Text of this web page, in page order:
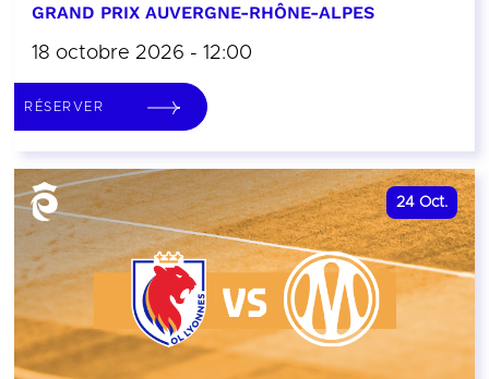
GRAND PRIX AUVERGNE-RHÔNE-ALPES
18 octobre 2026 - 12:00
RÉSERVER
24 Oct.